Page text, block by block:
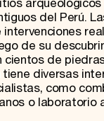
del Perú.
intervenciones
de su
cientos de
diversas
como
o laboratorio